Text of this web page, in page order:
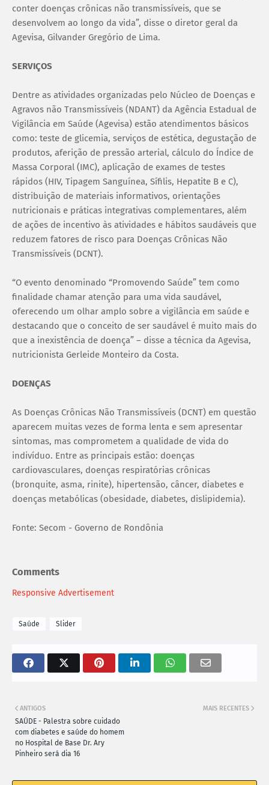
conter doenças crônicas não transmissíveis, que se
desenvolvem ao longo da vida”, disse o diretor geral da
Agevisa, Gilvander Gregório de Lima.
SERVIÇOS
Dentre as atividades organizadas pelo Núcleo de Doenças e
Agravos não Transmissíveis (NDANT) da Agência Estadual de
Vigilância em Saúde (Agevisa) estão atendimentos básicos
como: teste de glicemia, serviços de estética, degustação de
produtos, aferição de pressão arterial, cálculo do Índice de
Massa Corporal (IMC), aplicação de exames de testes
rápidos (HIV, Tipagem Sanguínea, Sífilis, Hepatite B e C),
distribuição de materiais informativos, orientações
nutricionais e práticas integrativas complementares, além
de ações de incentivo às atividades e hábitos saudáveis que
reduzem fatores de risco para Doenças Crônicas Não
Transmissíveis (DCNT).
“O evento denominado “Promovendo Saúde” tem como
finalidade chamar atenção para uma vida saudável,
oferecendo um olhar amplo sobre a vigilância em saúde e
destacando que o conceito de ser saudável é muito mais do
que a inexistência de doença” – disse a técnica da Agevisa,
nutricionista Gerleide Monteiro da Costa.
DOENÇAS
As Doenças Crônicas Não Transmissíveis (DCNT) em questão
aparecem muitas vezes de forma lenta e sem apresentar
sintomas, mas comprometem a qualidade de vida do
indivíduo. Entre as principais estão: doenças
cardiovasculares, doenças respiratórias crônicas
(bronquite, asma, rinite), hipertensão, câncer, diabetes e
doenças metabólicas (obesidade, diabetes, dislipidemia).
Fonte: Secom - Governo de Rondônia
Comments
Responsive Advertisement
Saúde Slider
MAIS RECENTES
ANTIGOS
SAÚDE - Palestra sobre cuidado
com diabetes e saúde do homem
no Hospital de Base Dr. Ary
Pinheiro será dia 16